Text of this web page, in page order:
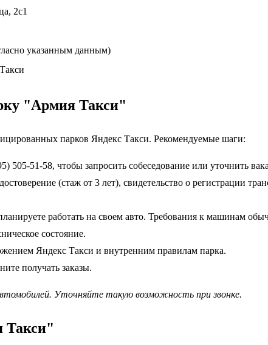
2с1
указанным данным)
"Армия Такси"
парков Яндекс Такси. Рекомендуемые шаги:
505-51-58, чтобы запросить собеседование или уточнить
(стаж от 3 лет), свидетельство о регистрации
работать на своем авто. Требования к машинам
состояние.
Яндекс Такси и внутренним правилам парка.
получать заказы.
Уточняйте такую возможность при звонке.
Такси"